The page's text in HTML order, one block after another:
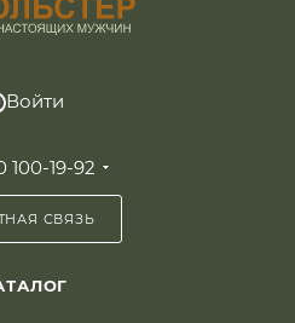
Войти
100-19-92
СВЯЗЬ